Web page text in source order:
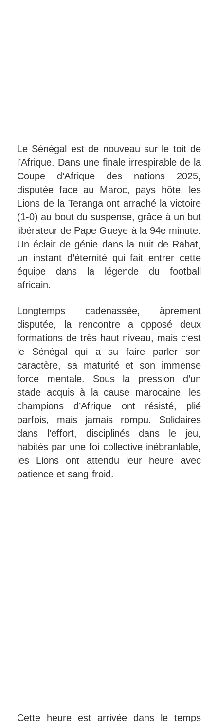
Le Sénégal est de nouveau sur le toit de
l’Afrique. Dans une finale irrespirable de la
Coupe d’Afrique des nations 2025,
disputée face au Maroc, pays hôte, les
Lions de la Teranga ont arraché la victoire
(1-0) au bout du suspense, grâce à un but
libérateur de Pape Gueye à la 94e minute.
Un éclair de génie dans la nuit de Rabat,
un instant d’éternité qui fait entrer cette
équipe dans la légende du football
africain.
Longtemps cadenassée, âprement
disputée, la rencontre a opposé deux
formations de très haut niveau, mais c’est
le Sénégal qui a su faire parler son
caractère, sa maturité et son immense
force mentale. Sous la pression d’un
stade acquis à la cause marocaine, les
champions d’Afrique ont résisté, plié
parfois, mais jamais rompu. Solidaires
dans l’effort, disciplinés dans le jeu,
habités par une foi collective inébranlable,
les Lions ont attendu leur heure avec
patience et sang-froid.
Cette heure est arrivée dans le temps